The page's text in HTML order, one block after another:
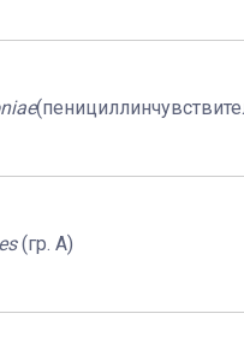
е
(гр. А)